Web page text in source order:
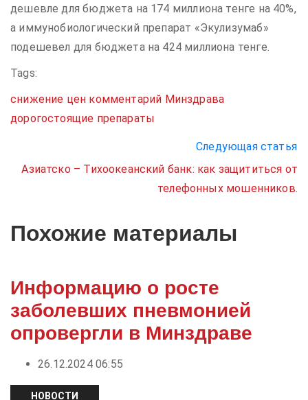
дешевле для бюджета на 174 миллиона тенге на 40%,
а иммунобиологический препарат «Экулизумаб»
подешевел для бюджета на 424 миллиона тенге.
Tags:
снижение цен комментарий Минздрава
дорогостоящие препараты
Следующая статья
Азиатско – Тихоокеанский банк: как защититься от
телефонных мошенников.
Похожие материалы
Информацию о росте
заболевших пневмонией
опровергли в Минздраве
26.12.2024 06:55
НОВОСТИ